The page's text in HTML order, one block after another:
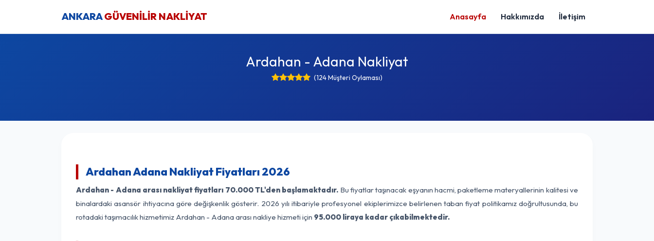
ANKARAGÜVENİLİR NAKLİYAT Anasayfa Hakkımızda İletişim
Ardahan - Adana Nakliyat
(124 Müşteri Oylaması)
Ardahan Adana Nakliyat Fiyatları 2026
Ardahan - Adana arası nakliyat fiyatları 70.000 TL'den başlamaktadır. Bu fiyatlar taşınacak eşyanın hacmi, paketleme materyallerinin kalitesi ve
binalardaki asansör ihtiyacına göre değişkenlik gösterir. 2026 yılı itibariyle profesyonel ekiplerimizce belirlenen taban fiyat politikamız doğrultusunda, bu
rotadaki taşımacılık hizmetimiz Ardahan - Adana arası nakliye hizmeti için 95.000 liraya kadar çıkabilmektedir.